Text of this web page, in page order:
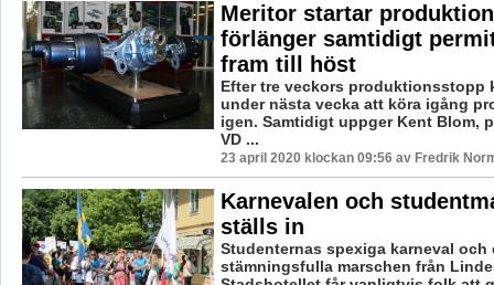
Meritor startar
förlänger samtidigt
fram till höst
Efter tre veckors produktionsstopp
under nästa vecka att köra igång
igen. Samtidigt uppger Kent Blom,
VD ...
23 april 2020 klockan 09:56 av Fredrik
Karnevalen och
ställs in
Studenternas spexiga karneval och
stämningsfulla marschen från